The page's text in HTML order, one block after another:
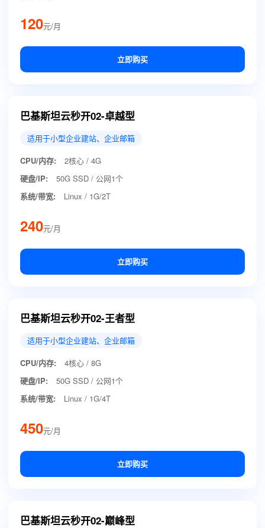
120元/月
立即购买
巴基斯坦云秒开02-卓越型
适用于小型企业建站、企业邮箱
CPU/内存:
2核心 / 4G
硬盘/IP:
50G SSD / 公网1个
系统/带宽:
Linux / 1G/2T
240元/月
立即购买
巴基斯坦云秒开02-王者型
适用于小型企业建站、企业邮箱
CPU/内存:
4核心 / 8G
硬盘/IP:
50G SSD / 公网1个
系统/带宽:
Linux / 1G/4T
450元/月
立即购买
巴基斯坦云秒开02-巅峰型